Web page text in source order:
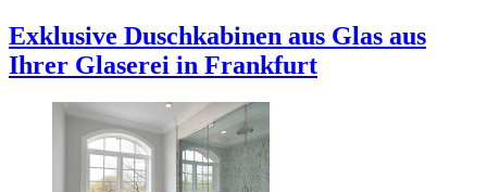
Exklusive Duschkabinen aus Glas aus
Ihrer Glaserei in Frankfurt